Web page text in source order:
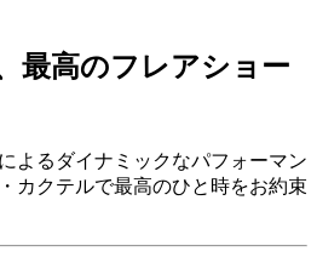
最高のフレアショー
よるダイナミックなパフォーマン
カクテルで最高のひと時をお約束